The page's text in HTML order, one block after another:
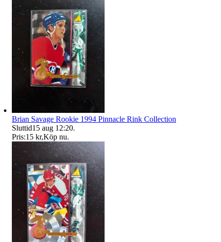
Brian Savage Rookie 1994 Pinnacle Rink Collection
Sluttid15 aug 12:20.
Pris:15 kr,Köp nu.